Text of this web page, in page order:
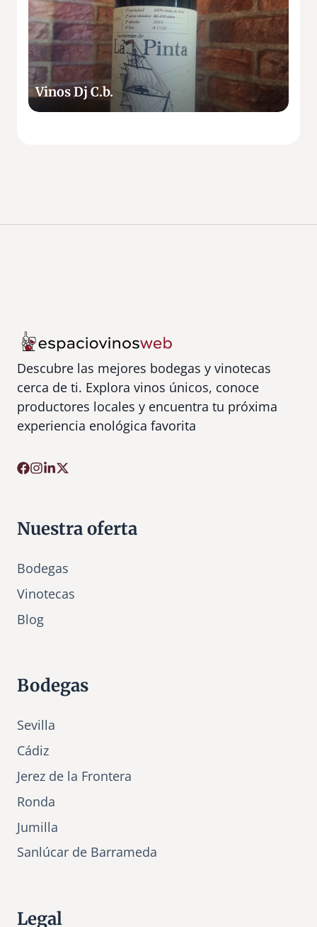
Vinos Dj C.b.
s
D
j
C
.
b
Descubre las mejores bodegas y vinotecas
cerca de ti. Explora vinos únicos, conoce
productores locales y encuentra tu próxima
experiencia enológica favorita
Nuestra oferta
Bodegas
Vinotecas
Blog
Bodegas
Sevilla
Cádiz
Jerez de la Frontera
Ronda
Jumilla
Sanlúcar de Barrameda
Legal